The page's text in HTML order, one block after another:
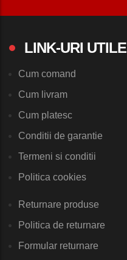
LINK-URI UTILE
Cum comand
Cum livram
Cum platesc
Conditii de garantie
Termeni si conditii
Politica cookies
Returnare produse
Politica de returnare
Formular returnare